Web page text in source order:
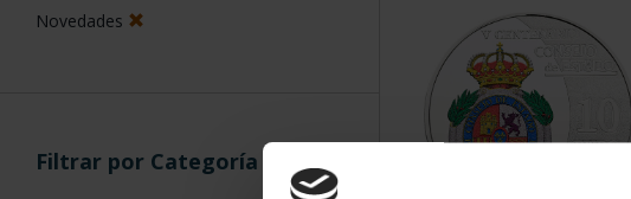
Novedades
Filtrar por Categoría